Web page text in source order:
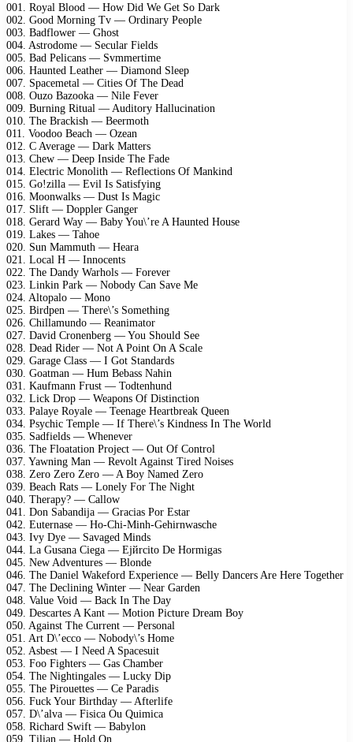
001. Royal Blood — How Did We Get So Dark
002. Good Morning Tv — Ordinary People
003. Badflower — Ghost
004. Astrodome — Secular Fields
005. Bad Pelicans — Svmmertime
006. Haunted Leather — Diamond Sleep
007. Spacemetal — Cities Of The Dead
008. Ouzo Bazooka — Nile Fever
009. Burning Ritual — Auditory Hallucination
010. The Brackish — Beermoth
011. Voodoo Beach — Ozean
012. C Average — Dark Matters
013. Chew — Deep Inside The Fade
014. Electric Monolith — Reflections Of Mankind
015. Go!zilla — Evil Is Satisfying
016. Moonwalks — Dust Is Magic
017. Slift — Doppler Ganger
018. Gerard Way — Baby You\’re A Haunted House
019. Lakes — Tahoe
020. Sun Mammuth — Heara
021. Local H — Innocents
022. The Dandy Warhols — Forever
023. Linkin Park — Nobody Can Save Me
024. Altopalo — Mono
025. Birdpen — There\’s Something
026. Chillamundo — Reanimator
027. David Cronenberg — You Should See
028. Dead Rider — Not A Point On A Scale
029. Garage Class — I Got Standards
030. Goatman — Hum Bebass Nahin
031. Kaufmann Frust — Todtenhund
032. Lick Drop — Weapons Of Distinction
033. Palaye Royale — Teenage Heartbreak Queen
034. Psychic Temple — If There\’s Kindness In The World
035. Sadfields — Whenever
036. The Floatation Project — Out Of Control
037. Yawning Man — Revolt Against Tired Noises
038. Zero Zero Zero — A Boy Named Zero
039. Beach Rats — Lonely For The Night
040. Therapy? — Callow
041. Don Sabandija — Gracias Por Estar
042. Euternase — Ho-Chi-Minh-Gehirnwasche
043. Ivy Dye — Savaged Minds
044. La Gusana Ciega — Ejйrcito De Hormigas
045. New Adventures — Blonde
046. The Daniel Wakeford Experience — Belly Dancers Are Here Together
047. The Declining Winter — Near Garden
048. Value Void — Back In The Day
049. Descartes A Kant — Motion Picture Dream Boy
050. Against The Current — Personal
051. Art D\’ecco — Nobody\’s Home
052. Asbest — I Need A Spacesuit
053. Foo Fighters — Gas Chamber
054. The Nightingales — Lucky Dip
055. The Pirouettes — Ce Paradis
056. Fuck Your Birthday — Afterlife
057. D\’alva — Fisica Ou Quimica
058. Richard Swift — Babylon
059. Tilian — Hold On